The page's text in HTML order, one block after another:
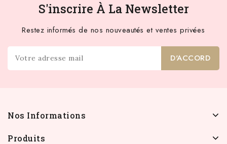
S'inscrire À La Newsletter
Restez informés de nos nouveautés et ventes privées
Nos Informations
Produits